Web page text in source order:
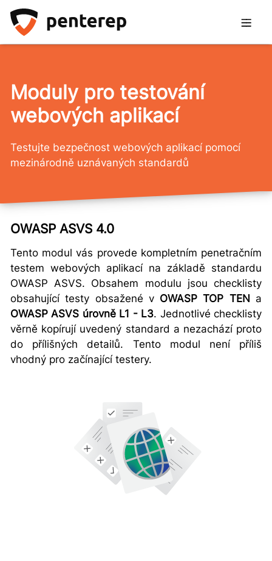
Moduly pro testování
webových aplikací
Testujte bezpečnost webových aplikací pomocí
mezinárodně uznávaných standardů
OWASP ASVS 4.0
Tento modul vás provede kompletním penetračním
testem webových aplikací na základě standardu
OWASP ASVS. Obsahem modulu jsou checklisty
obsahující testy obsažené v OWASP TOP TEN a
OWASP ASVS úrovně L1 - L3. Jednotlivé checklisty
věrně kopírují uvedený standard a nezachází proto
do přílišných detailů. Tento modul není příliš
vhodný pro začínající testery.